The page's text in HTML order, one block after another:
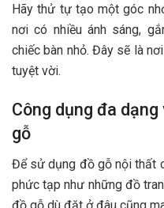
Hãy thử tự tạo một góc
nơi có nhiều ánh sáng,
chiếc bàn nhỏ. Đây sẽ là
tuyệt vời.
Công dụng đa
gỗ
Để sử dụng đồ gỗ nội thất
phức tạp như những đồ